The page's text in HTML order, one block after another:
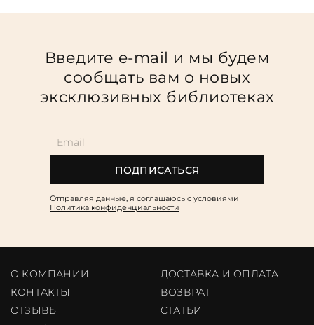
Введите e-mail и мы будем
сообщать вам о новых
эксклюзивных библиотеках
ПОДПИСАТЬСЯ
Отправляя данные, я соглашаюсь c условиями
Политика конфиденциальности
О КОМПАНИИ
ДОСТАВКА И ОПЛАТА
КОНТАКТЫ
ВОЗВРАТ
ОТЗЫВЫ
CТАТЬИ